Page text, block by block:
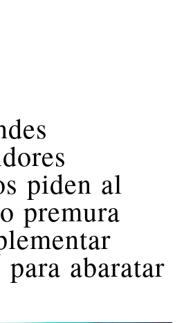
piden al
premura
abaratar